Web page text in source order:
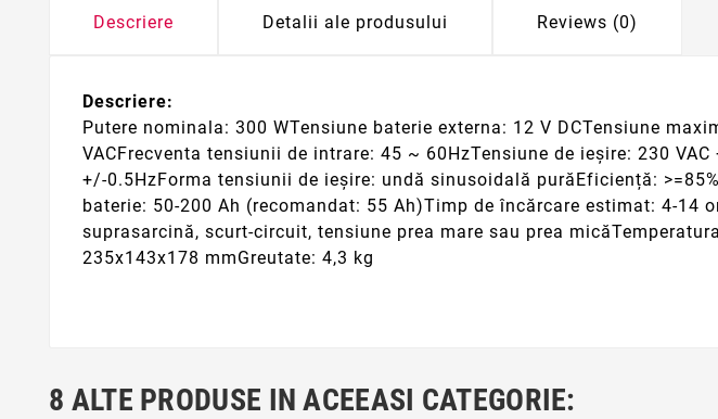
Descriere Detalii ale produsului Reviews (0)
Descriere:
Putere nominala: 300 WTensiune baterie externa: 12 V DCTensiune
VACFrecventa tensiunii de intrare: 45 ~ 60HzTensiune de ieșire: 230
+/-0.5HzForma tensiunii de ieșire: undă sinusoidală purăEficiență:
baterie: 50-200 Ah (recomandat: 55 Ah)Timp de încărcare estimat: 4-
suprasarcină, scurt-circuit, tensiune prea mare sau prea
235x143x178 mmGreutate: 4,3 kg
8 ALTE PRODUSE IN ACEEASI CATEGORIE: